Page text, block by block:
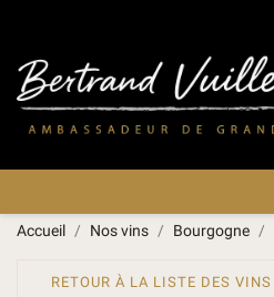
Accueil Nos vins Bourgogne
RETOUR À LA LISTE DES VINS